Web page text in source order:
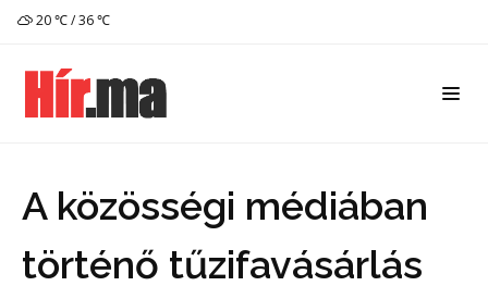
20 ℃ / 36 ℃
A közösségi médiában
történő tűzifavásárlás